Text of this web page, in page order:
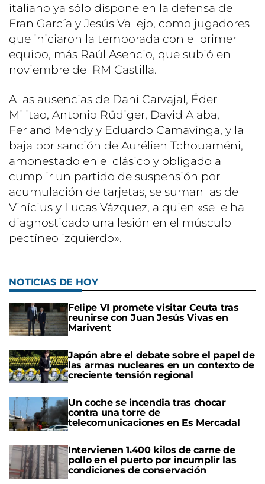
italiano ya sólo dispone en la defensa de
Fran García y Jesús Vallejo, como jugadores
que iniciaron la temporada con el primer
equipo, más Raúl Asencio, que subió en
noviembre del RM Castilla.
A las ausencias de Dani Carvajal, Éder
Militao, Antonio Rüdiger, David Alaba,
Ferland Mendy y Eduardo Camavinga, y la
baja por sanción de Aurélien Tchouaméni,
amonestado en el clásico y obligado a
cumplir un partido de suspensión por
acumulación de tarjetas, se suman las de
Vinícius y Lucas Vázquez, a quien «se le ha
diagnosticado una lesión en el músculo
pectíneo izquierdo».
NOTICIAS DE HOY
Felipe VI promete visitar Ceuta tras
reunirse con Juan Jesús Vivas en
Marivent
Japón abre el debate sobre el papel de
las armas nucleares en un contexto de
creciente tensión regional
Un coche se incendia tras chocar
contra una torre de
telecomunicaciones en Es Mercadal
Intervienen 1.400 kilos de carne de
pollo en el puerto por incumplir las
condiciones de conservación